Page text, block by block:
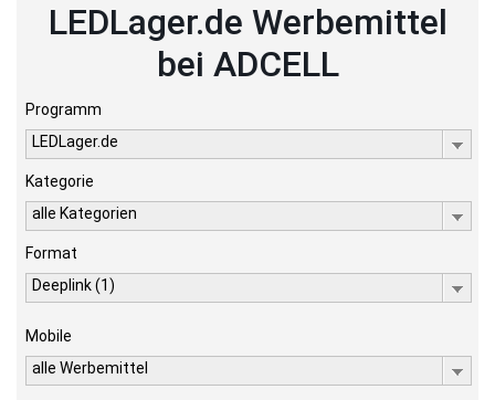
LEDLager.de Werbemittel
bei ADCELL
Programm
LEDLager.de
Kategorie
alle Kategorien
Format
Deeplink (1)
Mobile
alle Werbemittel